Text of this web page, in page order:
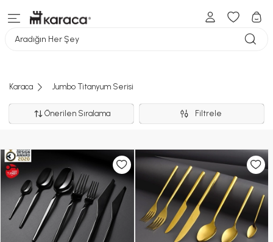
Aradığın Her Şey
Karaca Jumbo Titanyum Serisi
Önerilen Sıralama Filtrele